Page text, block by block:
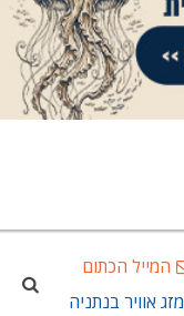
המייל הכתום
מזג אוויר בנתניה